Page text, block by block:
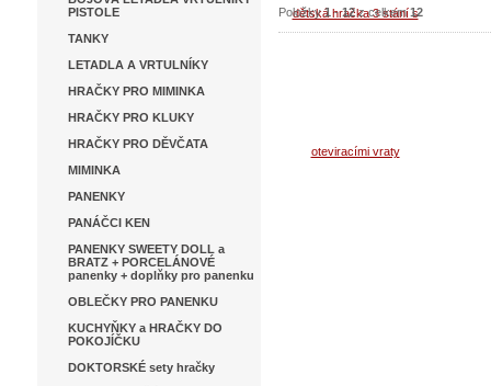
PISTOLE
TANKY
LETADLA A VRTULNÍKY
HRAČKY PRO MIMINKA
HRAČKY PRO KLUKY
HRAČKY PRO DĚVČATA
MIMINKA
PANENKY
PANÁČCI KEN
PANENKY SWEETY DOLL a
BRATZ + PORCELÁNOVÉ
panenky + doplňky pro panenku
OBLEČKY PRO PANENKU
KUCHYŇKY a HRAČKY DO
POKOJÍČKU
DOKTORSKÉ sety hračky
Položky1-12z celkem12